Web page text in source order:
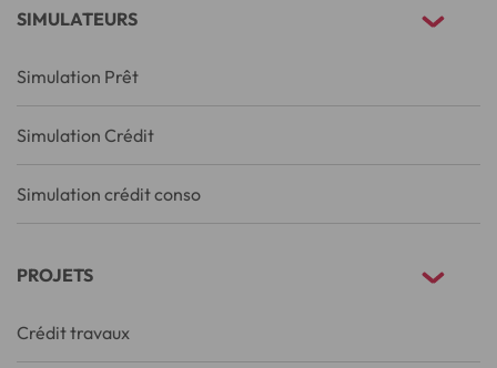
SIMULATEURS
Simulation Prêt
Simulation Crédit
Simulation crédit conso
PROJETS
Crédit travaux